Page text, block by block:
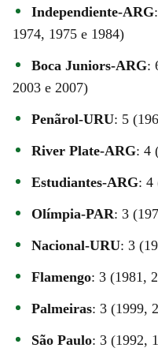
Independiente-ARG
1974, 1975 e 1984)
Boca Juniors-ARG:
2003 e 2007)
Penãrol-URU: 5
River Plate-ARG: 4
Estudiantes-ARG: 4
Olímpia-PAR: 3
Nacional-URU: 3
Flamengo: 3 (1981,
Palmeiras: 3 (1999,
São Paulo: 3 (1992,